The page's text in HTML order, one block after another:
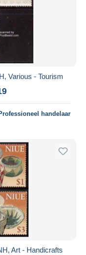
Various - Tourism
handelaar
Art - Handicrafts